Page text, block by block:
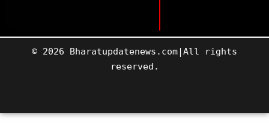
© 2026 Bharatupdatenews.com|All rights
reserved.